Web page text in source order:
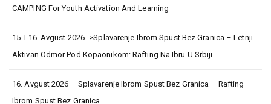
CAMPING For Youth Activation And Learning
15. I 16. Avgust 2026 ->Splavarenje Ibrom Spust Bez Granica – Letnji
Aktivan Odmor Pod Kopaonikom: Rafting Na Ibru U Srbiji
16. Avgust 2026 – Splavarenje Ibrom Spust Bez Granica – Rafting
Ibrom Spust Bez Granica